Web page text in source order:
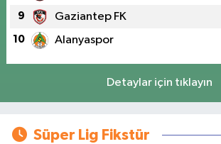
9 Gaziantep FK
10 Alanyaspor
Detaylar için tıklayın
Süper Lig Fikstür